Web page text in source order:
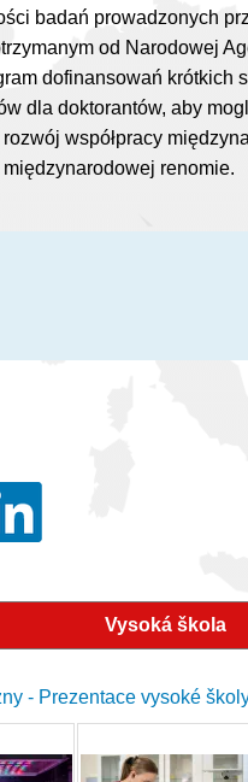
badań prowadzonych
od Narodowej
dofinansowań krótkich
dla doktorantów, aby
współpracy
renomie.
Vysoká škola
- Prezentace vysoké